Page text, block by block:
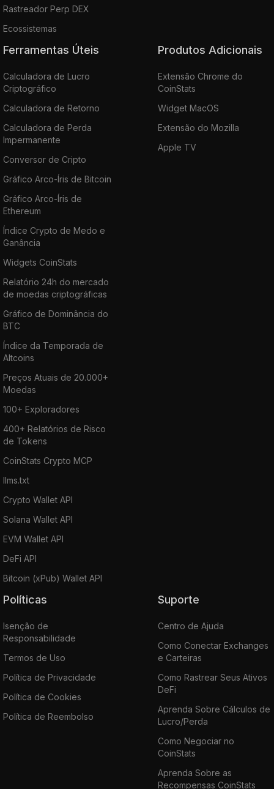
Rastreador Perp DEX
Ecossistemas
Ferramentas Úteis
Calculadora de Lucro
Criptográfico
Calculadora de Retorno
Calculadora de Perda
Impermanente
Conversor de Cripto
Gráfico Arco-Íris de Bitcoin
Gráfico Arco-Íris de
Ethereum
Índice Crypto de Medo e
Ganância
Widgets CoinStats
Relatório 24h do mercado
de moedas criptográficas
Gráfico de Dominância do
BTC
Índice da Temporada de
Altcoins
Preços Atuais de 20.000+
Moedas
100+ Exploradores
400+ Relatórios de Risco
de Tokens
CoinStats Crypto MCP
llms.txt
Crypto Wallet API
Solana Wallet API
EVM Wallet API
DeFi API
Bitcoin (xPub) Wallet API
Produtos Adicionais
Extensão Chrome do
CoinStats
Widget MacOS
Extensão do Mozilla
Apple TV
Políticas
Isenção de
Responsabilidade
Termos de Uso
Política de Privacidade
Política de Cookies
Política de Reembolso
Suporte
Centro de Ajuda
Como Conectar Exchanges
e Carteiras
Como Rastrear Seus Ativos
DeFi
Aprenda Sobre Cálculos de
Lucro/Perda
Como Negociar no
CoinStats
Aprenda Sobre as
Recompensas CoinStats